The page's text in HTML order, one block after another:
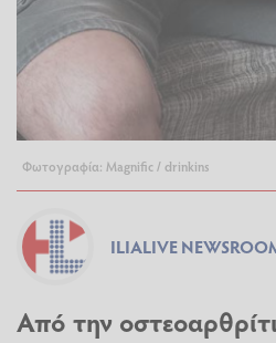
Φωτογραφία: Magnific / drinkins
ILIALIVE
Από την